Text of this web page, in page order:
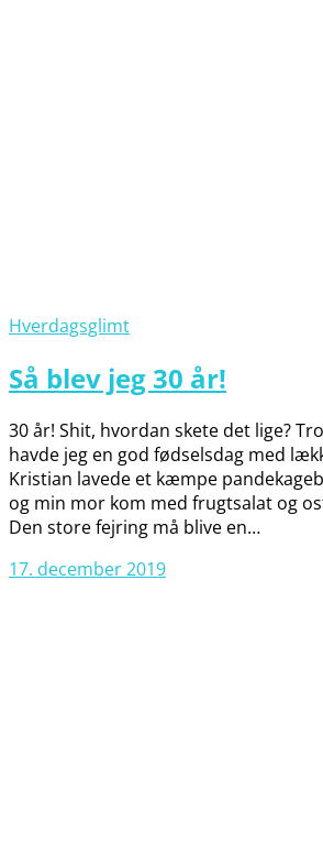
Hverdagsglimt
Så blev jeg 30 år!
30 år! Shit, hvordan skete det lige?
havde jeg en god fødselsdag med
Kristian lavede et kæmpe
og min mor kom med frugtsalat og
Den store fejring må blive en…
17. december 2019